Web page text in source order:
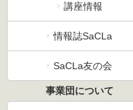
講座情報
情報誌SaCLa
SaCLa友の会
事業団について